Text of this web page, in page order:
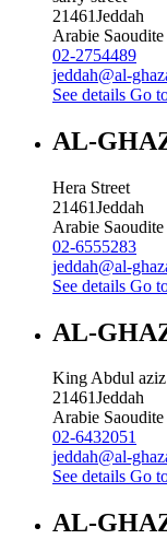
21461Jeddah
Arabie Saoudite
02-2754489
jeddah@al-
See details Go
AL-
Hera Street
21461Jeddah
Arabie Saoudite
02-6555283
jeddah@al-
See details Go
AL-
King Abdul aziz
21461Jeddah
Arabie Saoudite
02-6432051
jeddah@al-
See details Go
AL-